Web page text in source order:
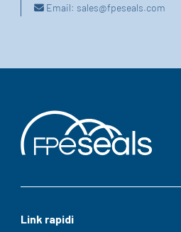
Email: sales@fpeseals.com
Link rapidi